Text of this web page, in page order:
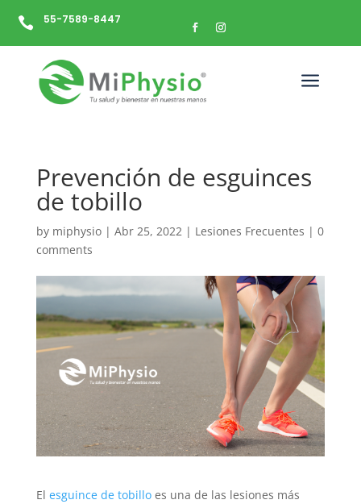
 55-7589-8447
a
Prevención de esguinces
de tobillo
by miphysio| Abr 25, 2022| Lesiones Frecuentes | 0
comments
El esguince de tobilloes una de las lesiones más